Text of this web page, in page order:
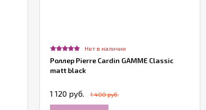
Нет в наличии
Роллер Pierre Cardin GAMME Classic
matt black
1 120 руб. 1 400 руб.